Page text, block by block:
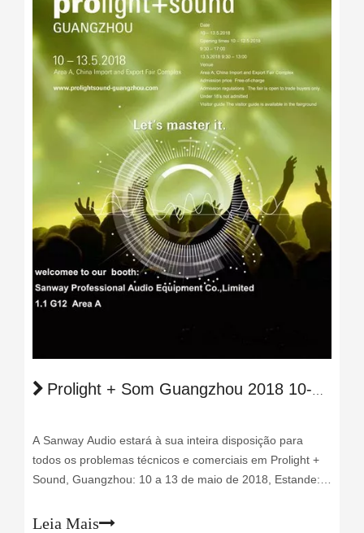
Prolight + Som Guangzhou 2018 10-13 maio
A Sanway Audio estará à sua inteira disposição para
todos os problemas técnicos e comerciais em Prolight +
Sound, Guangzhou: 10 a 13 de maio de 2018, Estande:
Leia Mais